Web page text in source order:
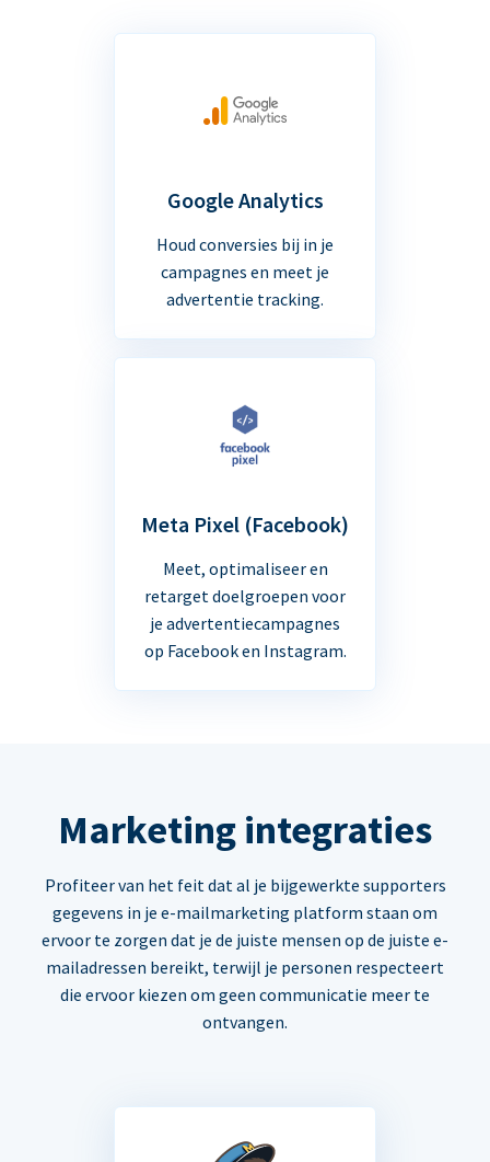
Google Analytics
Houd conversies bij in je
campagnes en meet je
advertentie tracking.
Meta Pixel (Facebook)
Meet, optimaliseer en
retarget doelgroepen voor
je advertentiecampagnes
op Facebook en Instagram.
Marketing integraties
Profiteer van het feit dat al je bijgewerkte supporters
gegevens in je e-mailmarketing platform staan om
ervoor te zorgen dat je de juiste mensen op de juiste e-
mailadressen bereikt, terwijl je personen respecteert
die ervoor kiezen om geen communicatie meer te
ontvangen.